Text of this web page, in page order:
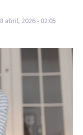
8 abril, 2026 - 02:05